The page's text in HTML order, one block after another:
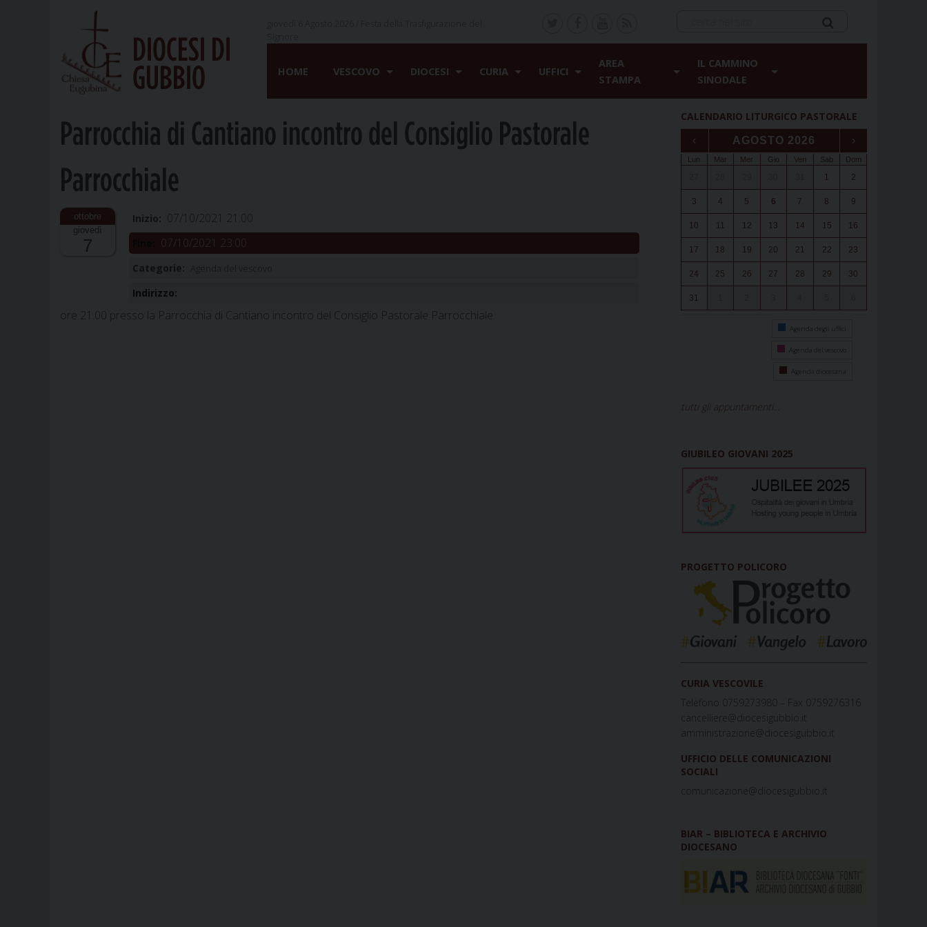
DIOCESI DI
GUBBIO
HOME VESCOVO DIOCESI CURIA UFFICI
AREA
STAMPA
IL CAMMINO
SINODALE
Parrocchia di Cantiano incontro del Consiglio Pastorale
Parrocchiale
giovedì
7
Inizio: 07/10/2021 21:00
07/10/2021 23:00
Categorie:
Indirizzo:
ore 21.00 presso la Parrocchia di Cantiano incontro del Consiglio Pastorale Parrocchiale
CALENDARIO LITURGICO PASTORALE
‹ AGOSTO 2026 ›
Lun Mar Mer Gio Ven Sab Dom
1 2
3 4 5 6 7 8 9
10 11 12 13 14 15 16
17 18 19 20 21 22 23
24 25 26 27 28 29 30
31
Agenda degli uffici
Agenda del vescovo
Agenda diocesana
tutti gli appuntamenti...
GIUBILEO GIOVANI 2025
PROGETTO POLICORO
CURIA VESCOVILE
Telefono 0759273980 – Fax 0759276316
cancelliere@diocesigubbio.it
amministrazione@diocesigubbio.it
UFFICIO DELLE COMUNICAZIONI
SOCIALI
comunicazione@diocesigubbio.it
BIAR – BIBLIOTECA E ARCHIVIO
DIOCESANO